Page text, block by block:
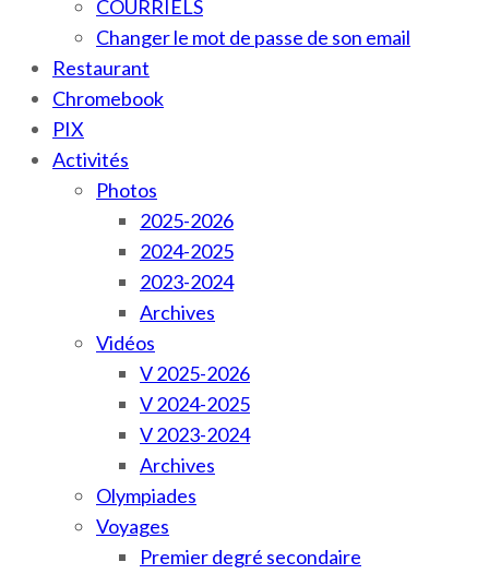
COURRIELS
Changer le mot de passe de son email
Restaurant
Chromebook
PIX
Activités
Photos
2025-2026
2024-2025
2023-2024
Archives
Vidéos
V 2025-2026
V 2024-2025
V 2023-2024
Archives
Olympiades
Voyages
Premier degré secondaire